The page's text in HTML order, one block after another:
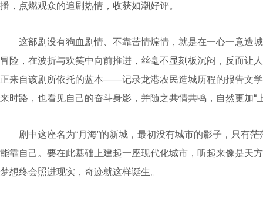
播，点燃观众的追剧热情，收获如潮好评。
这部剧没有狗血剧情、不靠苦情煽情，就是在一心一意造城
冒险，在波折与欢笑中向前推进，丝毫不显刻板沉闷，反而让
正来自该剧所依托的蓝本——记录龙港农民造城历程的报告文
来时路，也看见自己的奋斗身影，并随之共情共鸣，自然更加“
剧中这座名为“月海”的新城，最初没有城市的影子，只有茫
能靠自己。要在此基础上建起一座现代化城市，听起来像是天
梦想终会照进现实，奇迹就这样诞生。